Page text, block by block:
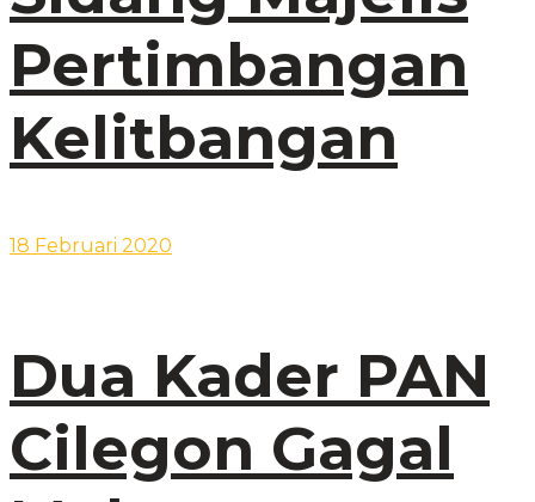
Pertimbangan
Kelitbangan
18 Februari 2020
Dua Kader PAN
Cilegon Gagal